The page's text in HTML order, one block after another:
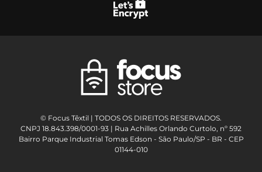
© Focus Têxtil | TODOS OS DIREITOS RESERVADOS.
CNPJ 18.843.398/0001-93 | Rua Achilles Orlando Curtolo, nº 592
Bairro Parque Industrial Tomas Edson - São Paulo/SP - BR - CEP
01144-010